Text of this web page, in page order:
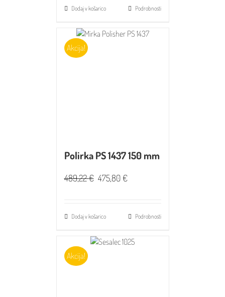
Dodaj v košarico Podrobnosti
Akcija!
Polirka PS 1437 150 mm
489,22€ 475,80€
Dodaj v košarico Podrobnosti
Akcija!